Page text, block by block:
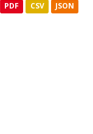
PDF CSV JSON